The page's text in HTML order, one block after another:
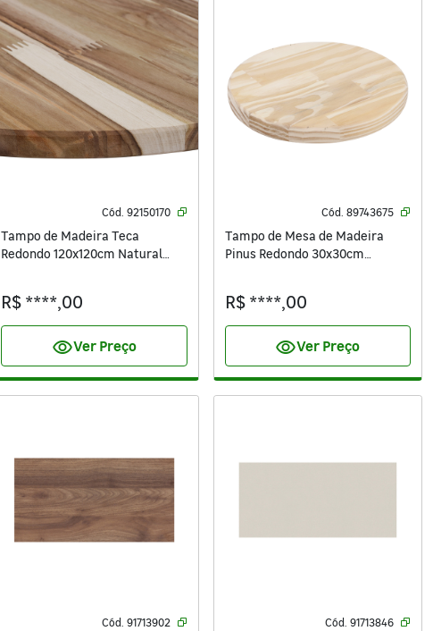
Cód. 92150170
Tampo de Madeira Teca
Redondo 120x120cm Natural
R$ ****,00
visibilityVer Preço
Cód. 89743675
Tampo de Mesa de Madeira
Pinus Redondo 30x30cm
R$ ****,00
visibilityVer Preço
Cód. 91713902 Cód. 91713846